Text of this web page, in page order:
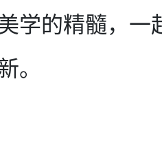
学的精髓，一
。